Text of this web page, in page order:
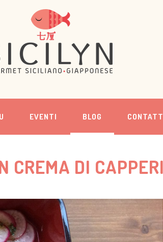
EVENTI BLOG
CREMA DI